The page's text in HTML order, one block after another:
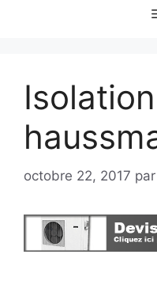
octobre 22, 2017 par